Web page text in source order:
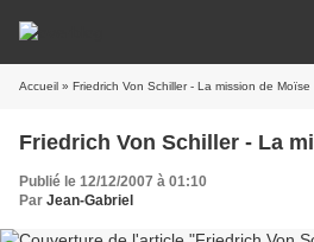
Accueil » Friedrich Von Schiller - La mission de Moïse
Friedrich Von Schiller - La
Publié le 12/12/2007 à 01:10
Par Jean-Gabriel